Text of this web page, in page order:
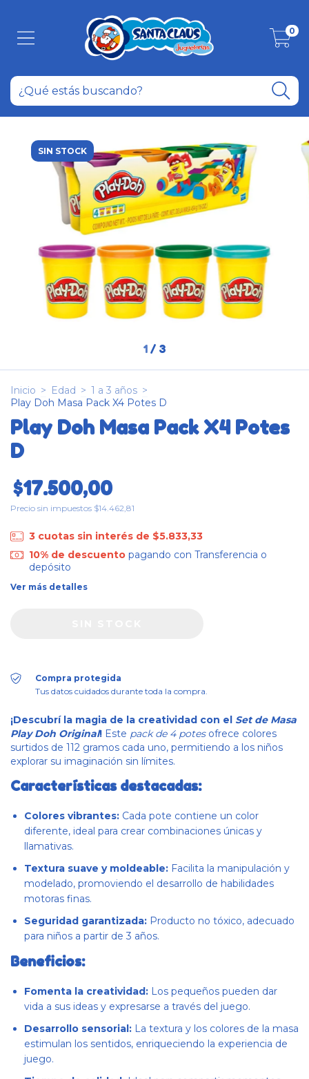
0
SIN STOCK
1 / 3
Inicio > Edad > 1 a 3 años >
Play Doh Masa Pack X4 Potes D
Play Doh Masa Pack X4 Potes
D
$17.500,00
Precio sin impuestos $14.462,81
3 cuotas sin interés de $5.833,33
10% de descuentopagando con Transferencia o
depósito
Ver más detalles
Compra protegida
Tus datos cuidados durante toda la compra.
¡Descubrí la magia de la creatividad con el Set de Masa
Play Doh Original! Este pack de 4 potesofrece colores
surtidos de 112 gramos cada uno, permitiendo a los niños
explorar su imaginación sin límites.
Características destacadas:
Colores vibrantes: Cada pote contiene un color
diferente, ideal para crear combinaciones únicas y
llamativas.
Textura suave y moldeable: Facilita la manipulación y
modelado, promoviendo el desarrollo de habilidades
motoras finas.
Seguridad garantizada: Producto no tóxico, adecuado
para niños a partir de 3 años.
Beneficios:
Fomenta la creatividad: Los pequeños pueden dar
vida a sus ideas y expresarse a través del juego.
Desarrollo sensorial: La textura y los colores de la masa
estimulan los sentidos, enriqueciendo la experiencia de
juego.